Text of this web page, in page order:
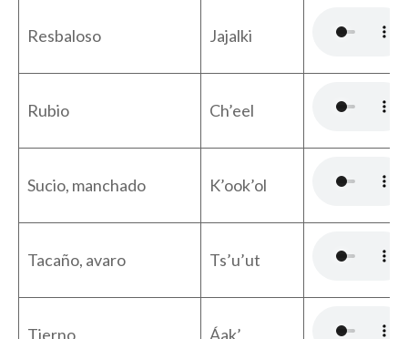
Resbaloso Jajalki
Rubio Ch’eel
Sucio, manchado K’ook’ol
Tacaño, avaro Ts’u’ut
Tierno Áak’